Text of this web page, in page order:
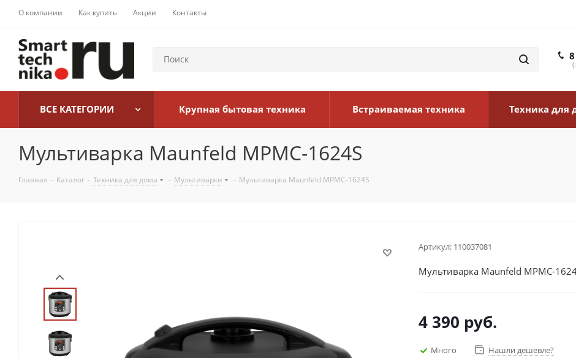
О компании Как купить Акции Контакты
ВСЕ КАТЕГОРИИ Крупная бытовая техника Встраиваемая техника Техника для
Мультиварка Maunfeld MPMC-1624S
Главная - Каталог - Техника для дома - Мультиварки - Мультиварка Maunfeld MPMC-1624S
Артикул: 110037081
Мультиварка Maunfeld MPMC-
4 390 руб.
Много Нашли дешевле?